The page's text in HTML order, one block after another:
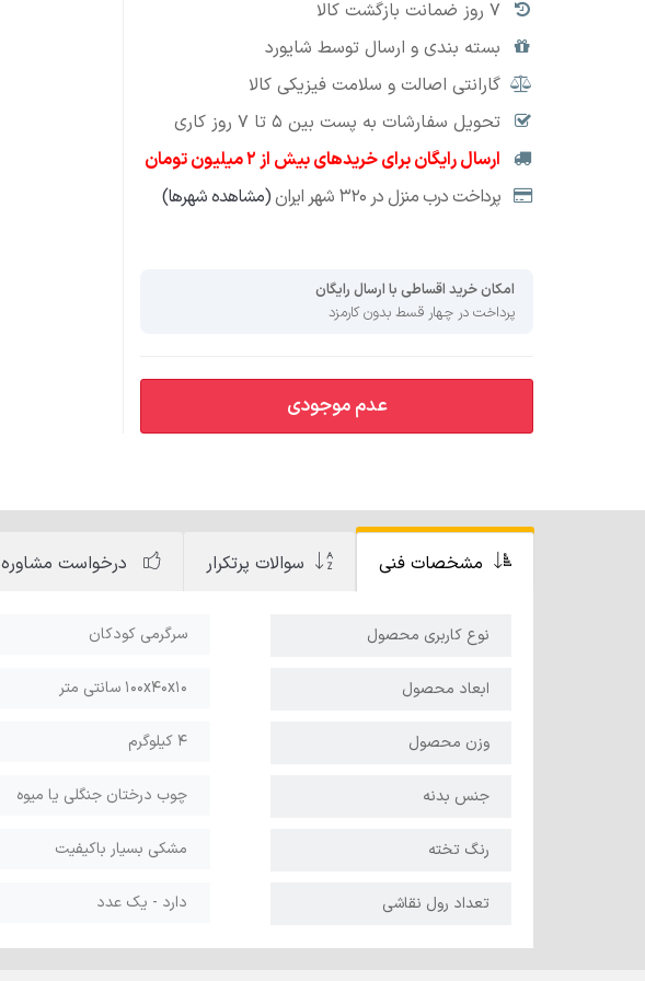
۷ روز ضمانت بازگشت کالا
بسته بندی و ارسال توسط شایورد
گارانتی اصالت و سلامت فيزيکی کالا
تحویل سفارشات به پست بین ۵ تا ۷ روز کاری
ارسال رایگان برای خریدهای بیش از 2 میلیون تومان
پرداخت درب منزل در ۳۲۰ شهر ایران
(مشاهده شهرها)
امکان خرید اقساطی با ارسال رایگان
پرداخت در چهار قسط بدون کارمزد
عدم موجودی
مشخصات فنی سوالات پرتکرار درخواست مشاوره
نوع کاربری محصول سرگرمی کودکان
ابعاد محصول 100x40x10 سانتی متر
وزن محصول 4 کیلوگرم
جنس بدنه چوب درختان جنگلی یا میوه
رنگ تخته مشکی بسیار باکیفیت
تعداد رول نقاشی دارد - یک عدد